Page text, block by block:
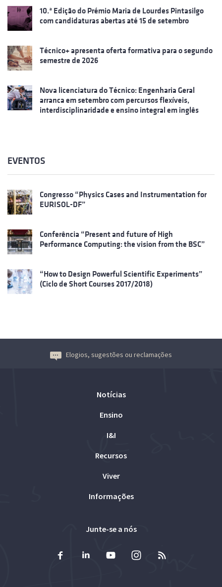
10.ª Edição do Prémio Maria de Lourdes Pintasilgo
com candidaturas abertas até 15 de setembro
Técnico+ apresenta oferta formativa para o segundo
semestre de 2026
Nova licenciatura do Técnico: Engenharia Geral
arranca em setembro com percursos flexíveis,
interdisciplinaridade e ensino integral em inglês
EVENTOS
Congresso “Physics Cases and Instrumentation for
EURISOL-DF”
Conferência “Present and future of High
Performance Computing: the vision from the BSC”
“How to Design Powerful Scientific Experiments”
(Ciclo de Short Courses 2017/2018)
Elogios, sugestões ou reclamações
Notícias
Ensino
I&I
Recursos
Viver
Informações
Junte-se a nós